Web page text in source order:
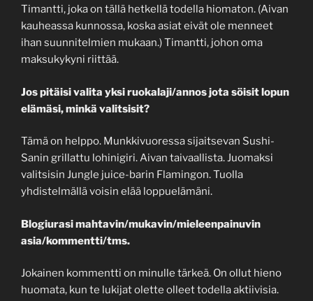
Timantti, joka on tällä hetkellä todella hiomaton. (Aivan
kauheassa kunnossa, koska asiat eivät ole menneet
ihan suunnitelmien mukaan.) Timantti, johon oma
maksukykyni riittää.
Jos pitäisi valita yksi ruokalaji/annos jota söisit lopun
elämäsi, minkä valitsisit?
Tämä on helppo. Munkkivuoressa sijaitsevan Sushi-
Sanin grillattu lohinigiri. Aivan taivaallista. Juomaksi
valitsisin Jungle juice-barin Flamingon. Tuolla
yhdistelmällä voisin elää loppuelämäni.
Blogiurasi mahtavin/mukavin/mieleenpainuvin
asia/kommentti/tms.
Jokainen kommentti on minulle tärkeä. On ollut hieno
huomata, kun te lukijat olette olleet todella aktiivisia.